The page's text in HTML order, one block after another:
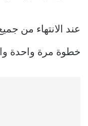
عند الانتهاء من
خطوة مرة واحدة